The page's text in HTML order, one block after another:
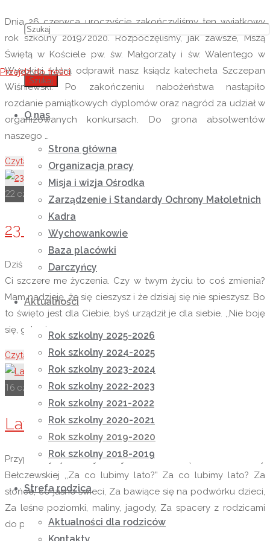
Szukaj
Przejdź do treści
O nas
Strona główna
Organizacja pracy
Misja i wizja Ośrodka
Zarządzenie i Standardy Ochrony Małoletnich
Kadra
Wychowankowie
Baza placówki
Darczyńcy
Aktualności
Rok szkolny 2025-2026
Rok szkolny 2024-2025
Rok szkolny 2023-2024
Rok szkolny 2022-2023
Rok szkolny 2021-2022
Rok szkolny 2020-2021
Rok szkolny 2019-2020
Rok szkolny 2018-2019
Strefa rodzica
Aktualności dla rodziców
Dnia 26 czerwca uroczyście zakończyliśmy ten wyjątkowy
rok szkolny 2019/2020. Rozpoczęliśmy, jak zawsze, Mszą
Świętą w Kościele pw. św. Małgorzaty i św. Walentego w
Wysokiej, którą odprawił nasz ksiądz katecheta Szczepan
Wiśniewski. Po zakończeniu nabożeństwa nastąpiło
rozdanie pamiątkowych dyplomów oraz nagród za udział w
organizowanych konkursach. Do grona absolwentów
naszego …
Czytaj więcej "Zakończenie roku szkolnego 2019/2020"
22 czerwca 2020 1 listopada 2020 Rok szkolny 2019-2020
23 czerwca Dzień Taty
Dziś dzień ojca Drogi Tato. Co Ty dzisiaj powiesz na to? Ślę
Ci szczere me życzenia. Czy w twym życiu to coś zmienia?
Mam nadzieję, że się cieszysz i że dzisiaj się nie spieszysz. Bo
to święto jest dla Ciebie, byś urządził je dla siebie. ,,Nie boję
się, gdy ciemno …
Czytaj więcej "23 czerwca Dzień Taty"
16 czerwca 20201 listopada 2020 Rok szkolny 2019-2020
Lato już za zakrętem…
Przypomnijmy sobie jak to jest w lecie dzięki wierszowi Ewy
Bełczewskiej ,,Za co lubimy lato?” Za co lubimy lato? Za
słońce, co jasno świeci, Za bawiące się na podwórku dzieci,
Za leśne poziomki, maliny, jagody, Za spacery z rodzicami
do parku, na lody, Za wakacje, wyjazdy nad morze, jeziora i …